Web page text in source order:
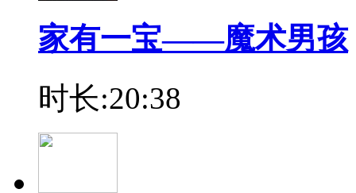
家有一宝——魔术男孩
时长:20:38